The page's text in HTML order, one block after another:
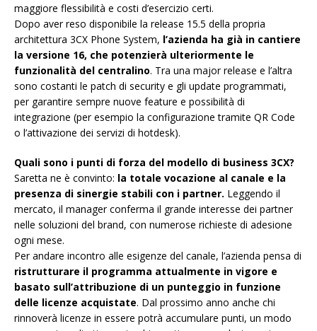
maggiore flessibilità e costi d’esercizio certi.
Dopo aver reso disponibile la release 15.5 della propria
architettura 3CX Phone System, l’azienda ha già in cantiere
la versione 16, che potenzierà ulteriormente le
funzionalità del centralino. Tra una major release e l’altra
sono costanti le patch di security e gli update programmati,
per garantire sempre nuove feature e possibilità di
integrazione (per esempio la configurazione tramite QR Code
o l’attivazione dei servizi di hotdesk).
Quali sono i punti di forza del modello di business 3CX?
Saretta ne è convinto: la totale vocazione al canale e la
presenza di sinergie stabili con i partner. Leggendo il
mercato, il manager conferma il grande interesse dei partner
nelle soluzioni del brand, con numerose richieste di adesione
ogni mese.
Per andare incontro alle esigenze del canale, l’azienda pensa di
ristrutturare il programma attualmente in vigore e
basato sull’attribuzione di un punteggio in funzione
delle licenze acquistate. Dal prossimo anno anche chi
rinnoverà licenze in essere potrà accumulare punti, un modo